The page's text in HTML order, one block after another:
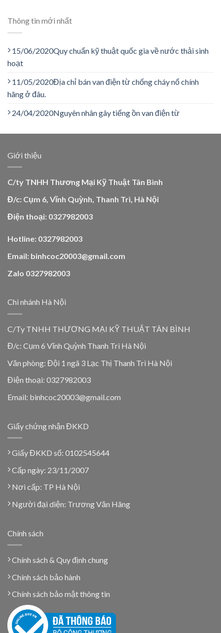
Thông tin mới nhất
15/06/2020Quy chuẩn kỹ thuật quốc gia về nước thải sinh
hoạt
11/05/2020Địa chỉ bán van điện từ chống cháy nổ chính
hãng ở đâu.
24/04/2020Nguyên nhân gây tiếng ồn van điện từ
Giới thiệu
C/ty TNHH Thương Mại Kỹ Thuật Tân Bình
Đ/c: Cụm 6, Vĩnh Quỳnh, Thanh Trì, Hà Nội
Điện thoại: 0327982003
Hotline: 0327982003
Email: binhcoc20003@gmail.com
Zalo 0327982003
Chi nhánh Hà Nội
C/Ty TNHH THƯƠNG MẠI KỸ THUẬT TÂN BÌNH
Đ/c: Cụm 6 Vĩnh Quỳnh Thanh Trì Hà Nội
Văn phòng: Đội 1 ngã 3 Lạc Thị Thanh Trì Hà Nội
Điện thoại: 0327982003
Email: binhcoc20003@gmail.com
Giấy chứng nhận ĐKKD
Giấy ĐKKD số: 0102545644
Cấp ngày: 23/11/2007
Nơi cấp: TP Hà Nội
Người đại diện: Trương Văn Hãng
Chính sách
Chính sách & Quy định chung
Chính sách bảo hành
Chính sách bảo mật thông tin